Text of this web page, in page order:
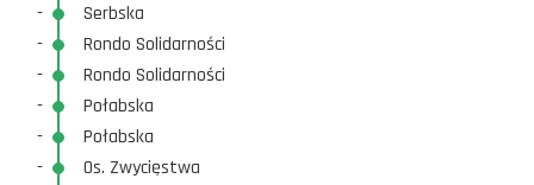
-
Serbska
-
Rondo Solidarności
-
Rondo Solidarności
-
Połabska
-
Połabska
-
Os. Zwycięstwa